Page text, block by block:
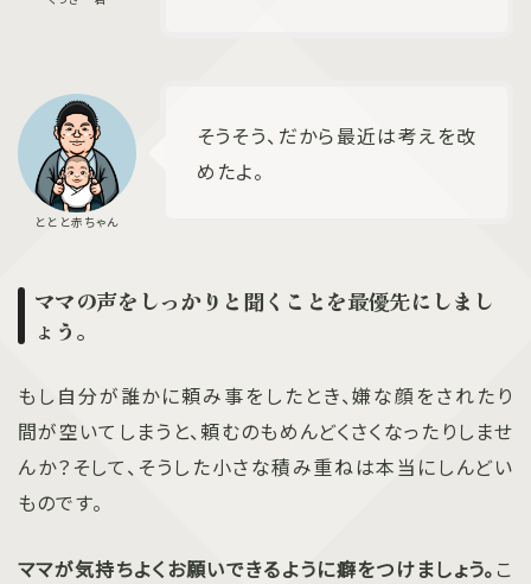
そうそう、だから最近は考えを改
めたよ。
ママの声をしっかりと聞くことを最優先にしまし
ょう。
もし自分が誰かに頼み事をしたとき、嫌な顔をされたり
間が空いてしまうと、頼むのもめんどくさくなったりしませ
んか？そして、そうした小さな積み重ねは本当にしんどい
ものです。
ママが気持ちよくお願いできるように癖をつけましょう。 こ